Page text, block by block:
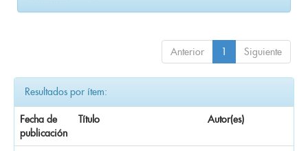
Anterior 1 Siguiente
Resultados por ítem:
Fecha de
publicación
Título Autor(es)